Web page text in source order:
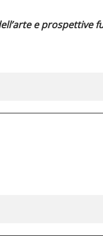
e prospettive